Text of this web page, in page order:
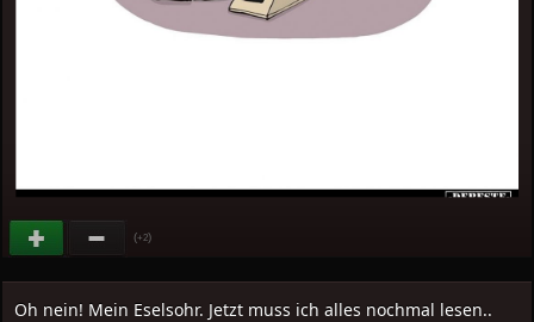
(+2)
Oh nein! Mein Eselsohr. Jetzt muss ich alles nochmal lesen..